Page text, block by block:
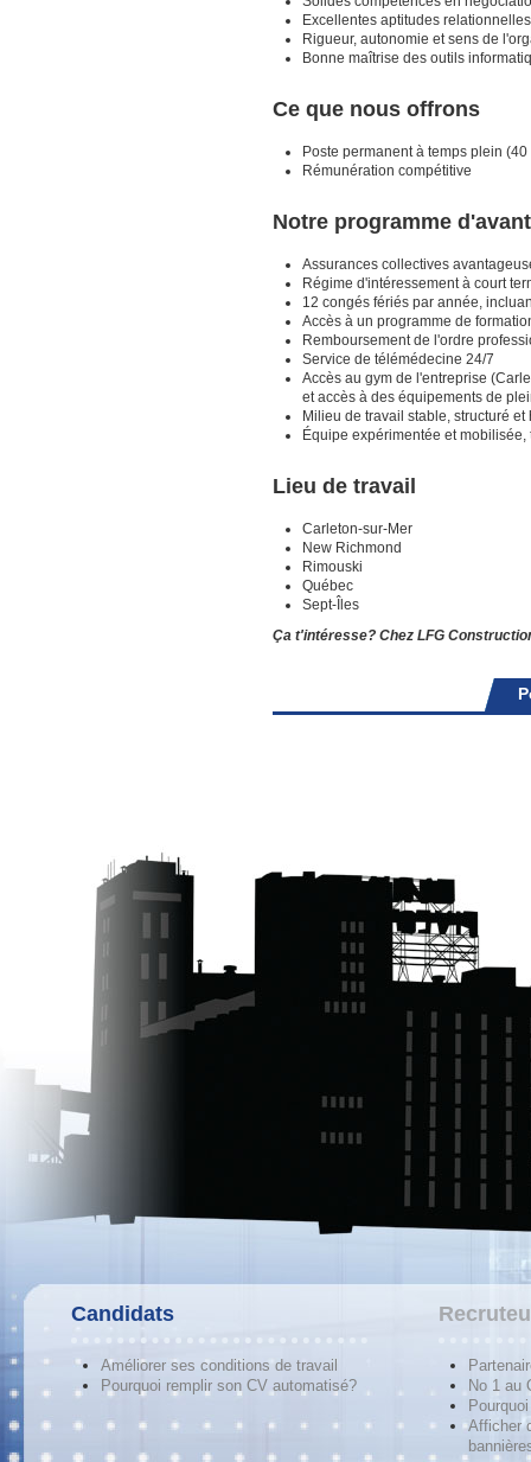
Excellentes aptitudes
Rigueur, autonomie et sens de
Bonne maîtrise des outils
Ce que nous offrons
Poste permanent à temps plein
Rémunération compétitive
Notre programme
Assurances collectives
Régime d'intéressement à court
12 congés fériés par année,
Accès à un programme de
Remboursement de l'ordre
Service de télémédecine 24/7
Accès au gym de l'entreprise
et accès à des équipements de
Milieu de travail stable, structuré
Équipe expérimentée et
Lieu de travail
Carleton-sur-Mer
New Richmond
Rimouski
Québec
Sept-Îles
Ça t'intéresse? Chez LFG
Candidats
Améliorer ses conditions de travail
Pourquoi remplir son CV automatisé?
No 1 au
Afficher